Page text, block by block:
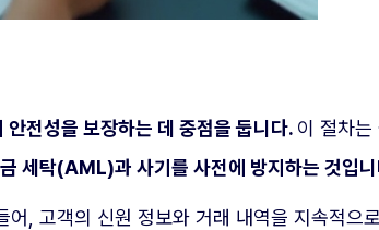
전성을 보장하는 데 중점을 둡니다. 이 절차는
세탁(AML)과 사기를 사전에 방지하는 것입
, 고객의 신원 정보와 거래 내역을 지속적으